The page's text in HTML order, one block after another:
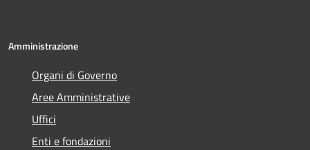
Amministrazione
Organi di Governo
Aree Amministrative
Uffici
Enti e fondazioni